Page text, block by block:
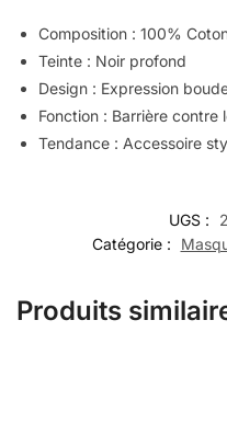
Composition : 100%
Teinte : Noir profond
Design : Expression
Fonction : Barrière contre
Tendance : Accessoire
UGS :
Catégorie :
Produits